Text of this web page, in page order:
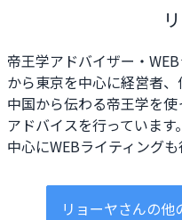
帝王学アドバイザー・
から東京を中心に経営者、
中国から伝わる帝王学を
アドバイスを行っていま
中心にWEBライティングも
リョーヤさんの他